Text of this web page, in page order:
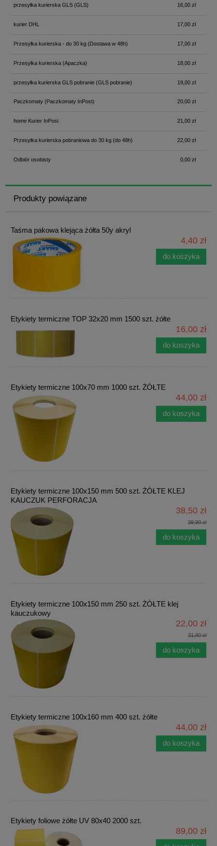
przesyłka kurierska GLS(GLS) 16,00 zł
kurier DHL 17,00 zł
Przesyłka kurierska - do 30 kg(Dostawa w 48h) 17,00 zł
Przesyłka kurierska (Apaczka) 18,00 zł
przesyłka kurierska GLS pobranie(GLS pobranie) 19,00 zł
Paczkomaty(Paczkomaty InPost) 20,00 zł
home Kurier InPost 21,00 zł
Przesyłka kurierska pobraniowa do 30 kg(do 48h) 22,00 zł
Odbiór osobisty 0,00 zł
Produkty powiązane
Taśma pakowa klejąca żółta 50y akryl
4,40 zł
do koszyka
Etykiety termiczne TOP 32x20 mm 1500 szt. żółte
16,00 zł
do koszyka
Etykiety termiczne 100x70 mm 1000 szt. ŻÓŁTE
44,00 zł
do koszyka
Etykiety termiczne 100x150 mm 500 szt. ŻÓŁTE KLEJ
KAUCZUK PERFORACJA
38,50 zł
39,90 zł
do koszyka
Etykiety termiczne 100x150 mm 250 szt. ŻÓŁTE klej
kauczukowy
22,00 zł
31,80 zł
do koszyka
Etykiety termiczne 100x160 mm 400 szt. żółte
44,00 zł
do koszyka
Etykiety foliowe żółte UV 80x40 2000 szt.
89,00 zł